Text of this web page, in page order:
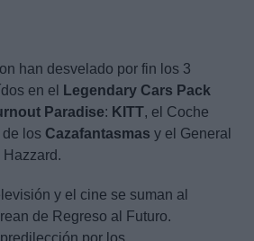
han desvelado por fin los 3
en el
Legendary Cars Pack
Paradise: KITT, el Coche
de los Cazafantasmas y el General
Hazzard.
y el cine se suman al
de Regreso al Futuro.